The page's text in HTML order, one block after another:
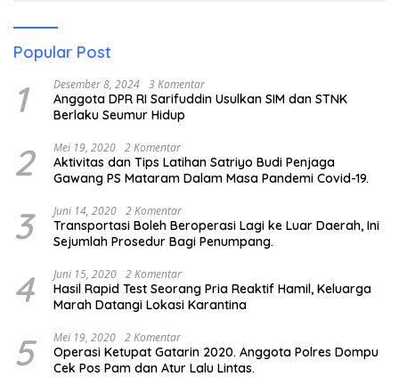
Popular Post
1 Desember 8, 2024 3 Komentar
Anggota DPR RI Sarifuddin Usulkan SIM dan STNK
Berlaku Seumur Hidup
2 Mei 19, 2020 2 Komentar
Aktivitas dan Tips Latihan Satriyo Budi Penjaga
Gawang PS Mataram Dalam Masa Pandemi Covid-19.
3 Juni 14, 2020 2 Komentar
Transportasi Boleh Beroperasi Lagi ke Luar Daerah, Ini
Sejumlah Prosedur Bagi Penumpang.
4 Juni 15, 2020 2 Komentar
Hasil Rapid Test Seorang Pria Reaktif Hamil, Keluarga
Marah Datangi Lokasi Karantina
5 Mei 19, 2020 2 Komentar
Operasi Ketupat Gatarin 2020. Anggota Polres Dompu
Cek Pos Pam dan Atur Lalu Lintas.